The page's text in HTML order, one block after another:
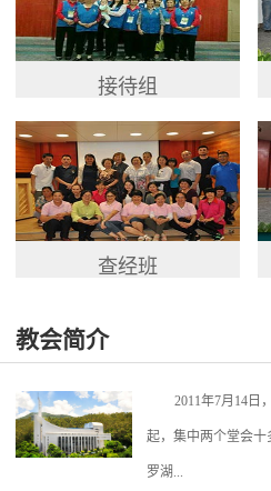
接待组
查经班
教会简介
2011年7月14日
起，集中两个堂会
罗湖...